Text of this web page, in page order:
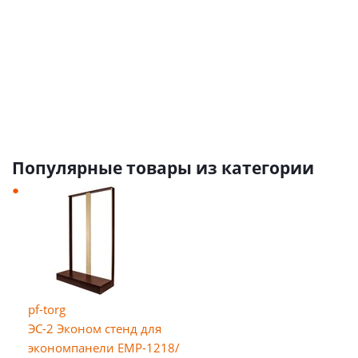
Популярные товары из категории
pf-torg
ЭС-2 Эконом стенд для
экономпанели EMP-1218/